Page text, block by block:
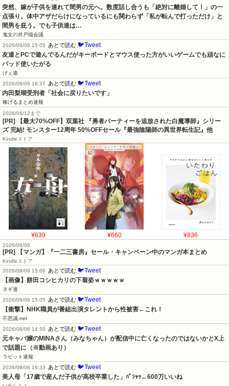
突然、嫁が子供を連れて間男の元へ。数度話し合うも「絶対に離婚して！」の一
点張り。体中アザだらけになっているにも関わらず「私が転んで打っただけ」と
間男を庇う。でも子供達は…
鬼女の井戸端会議
2026/08/06 15:05
あとで読む 🐦Tweet
友達とPCで遊んでるんだがキーボードとマウス使った方がいいゲームでも頑なに
パッド使いたがる
げぇ速
2026/08/06 18:37
あとで読む 🐦Tweet
内田梨瑚受刑者「社会に戻りたいです」
稼げるまとめ速報
2026/08/12まで
[PR] 【最大70%OFF】双葉社 『勇者パーティーを追放された白魔導師』シリー
ズ 完結! モンスター12周年 50%OFFセール『最強陰陽師の異世界転生記』他
Kindleストア
¥639 ¥660 ¥836
2026/08/06
[PR] 【マンガ】『一二三書房』セール・キャンペーン中のマンガ本まとめ
Kindleストア
2026/08/06 15:06
あとで読む 🐦Tweet
【画像】餅田コシヒカリの下着姿ｗｗｗｗｗ
ネギ速
2026/08/06 15:05
あとで読む 🐦Tweet
【衝撃】NHK職員が番組出演タレントから性被害←これ！
不思議.net
2026/08/06 14:50
あとで読む 🐦Tweet
元キャバ嬢のMINAさん（みなちゃん）が配信中に亡くなったのではないかとX上
で話題に（※動画あり）
ラビット速報
2026/08/06 16:33
あとで読む 🐦Tweet
美人母「17歳で産んだ子供が高校卒業した」ﾊﾟｼｬｯ←600万いいね